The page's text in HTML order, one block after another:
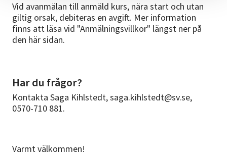
Vid avanmälan till anmäld kurs, nära start och utan
giltig orsak, debiteras en avgift. Mer information
finns att läsa vid "Anmälningsvillkor" längst ner på
den här sidan.
Har du frågor?
Kontakta Saga Kihlstedt, saga.kihlstedt@sv.se,
0570-710 881.
Varmt välkommen!